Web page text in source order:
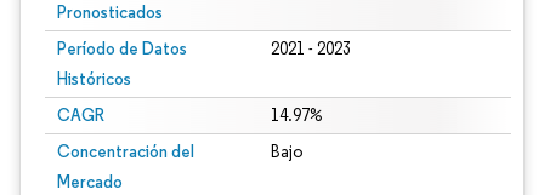
Pronosticados
Período de Datos
Históricos
2021 - 2023
CAGR 14.97%
Concentración del
Mercado
Bajo